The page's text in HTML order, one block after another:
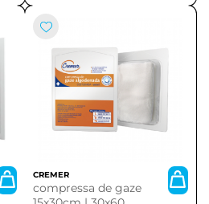
CREMER
compressa de gaze